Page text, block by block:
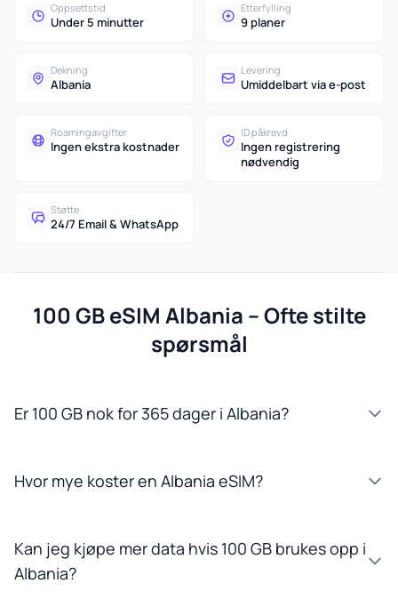
Oppsettstid
Under 5 minutter
Etterfylling
9 planer
Dekning
Albania
Levering
Umiddelbart via e-post
Roamingavgifter
Ingen ekstra kostnader
ID påkrevd
Ingen registrering
nødvendig
Støtte
24/7 Email & WhatsApp
100 GB eSIM Albania – Ofte stilte
spørsmål
Er 100 GB nok for 365 dager i Albania?
Hvor mye koster en Albania eSIM?
Kan jeg kjøpe mer data hvis 100 GB brukes opp i
Albania?